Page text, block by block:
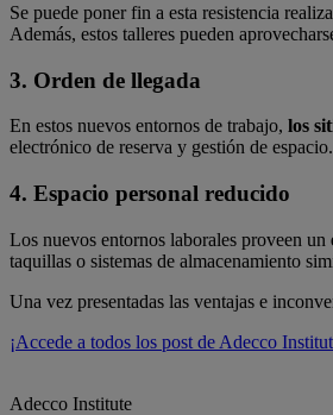
Se puede poner fin a esta resistencia
Además, estos talleres pueden
3. Orden de llegada
En estos nuevos entornos de trabajo, los
electrónico de reserva y gestión de
4. Espacio personal reducido
Los nuevos entornos laborales proveen un
taquillas o sistemas de almacenamiento
Una vez presentadas las ventajas e
¡Accede a todos los post de Adecco
Adecco Institute